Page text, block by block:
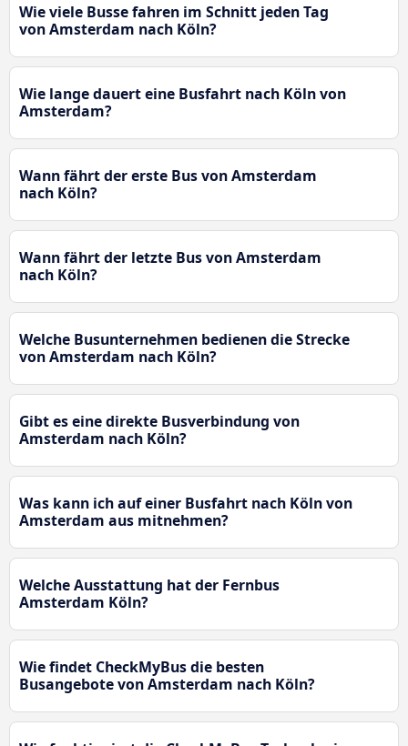
Wie viele Busse fahren im Schnitt jeden Tag
von Amsterdam nach Köln?
Wie lange dauert eine Busfahrt nach Köln von
Amsterdam?
Wann fährt der erste Bus von Amsterdam
nach Köln?
Wann fährt der letzte Bus von Amsterdam
nach Köln?
Welche Busunternehmen bedienen die Strecke
von Amsterdam nach Köln?
Gibt es eine direkte Busverbindung von
Amsterdam nach Köln?
Was kann ich auf einer Busfahrt nach Köln von
Amsterdam aus mitnehmen?
Welche Ausstattung hat der Fernbus
Amsterdam Köln?
Wie findet CheckMyBus die besten
Busangebote von Amsterdam nach Köln?